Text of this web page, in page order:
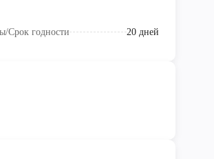
Срок годности 20 дней